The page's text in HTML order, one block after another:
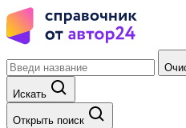
Искать
Открыть поиск